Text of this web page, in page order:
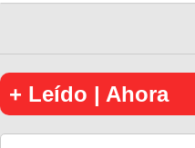
+ Leído | Ahora